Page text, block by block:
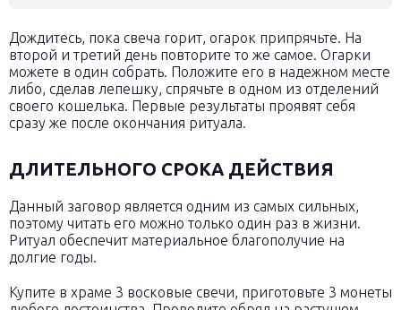
Дождитесь, пока свеча горит, огарок припрячьте. На
второй и третий день повторите то же самое. Огарки
можете в один собрать. Положите его в надежном месте
либо, сделав лепешку, спрячьте в одном из отделений
своего кошелька. Первые результаты проявят себя
сразу же после окончания ритуала.
ДЛИТЕЛЬНОГО СРОКА ДЕЙСТВИЯ
Данный заговор является одним из самых сильных,
поэтому читать его можно только один раз в жизни.
Ритуал обеспечит материальное благополучие на
долгие годы.
Купите в храме 3 восковые свечи, приготовьте 3 монеты